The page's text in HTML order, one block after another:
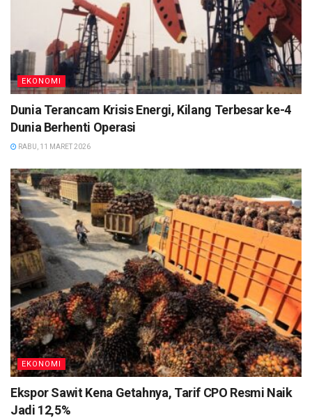
EKONOMI
Dunia Terancam Krisis Energi, Kilang Terbesar ke-4
Dunia Berhenti Operasi
RABU, 11 MARET 2026
EKONOMI
Ekspor Sawit Kena Getahnya, Tarif CPO Resmi Naik
Jadi 12,5%